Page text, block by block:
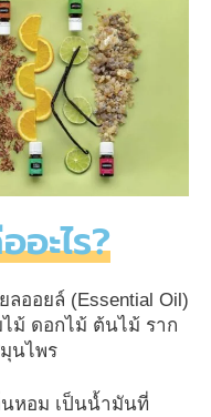
อะไร?
ลออยล์ (Essential Oil)
ม้ ดอกไม้ ต้นไม้ ราก
นไพร
หอม เป็นน้ำมันที่